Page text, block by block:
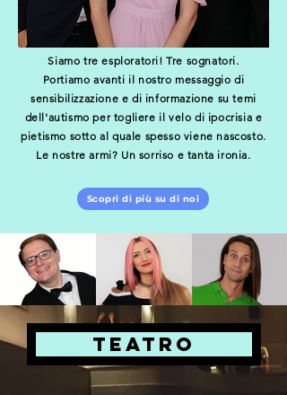
Siamo tre esploratori! Tre sognatori.
Portiamo avanti il nostro messaggio di
sensibilizzazione e di informazione su temi
dell'autismo per togliere il velo di ipocrisia e
pietismo sotto al quale spesso viene nascosto.
Le nostre armi? Un sorriso e tanta ironia.
Scopri di più su di noi
Teatro